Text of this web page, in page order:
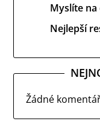
Myslíte na
Nejlepší
Žádné